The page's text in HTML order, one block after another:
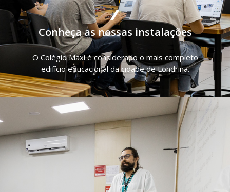
Conheça as nossas instalações
O Colégio Maxi é considerado o mais completo
edifício educacional da cidade de Londrina.